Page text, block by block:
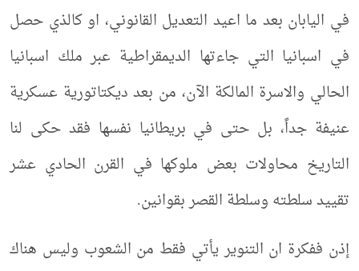
في اليابان بعد ما اعيد التعديل القانوني، او كالذي حصل
في اسبانيا التي جاءتها الديمقراطية عبر ملك اسبانيا
الحالي والاسرة المالكة الآن، من بعد ديكتاتورية عسكرية
عنيفة جداً، بل حتى في بريطانيا نفسها فقد حكى لنا
التاريخ محاولات بعض ملوكها في القرن الحادي عشر
تقييد سلطته وسلطة القصر بقوانين.
إذن ففكرة ان التنوير يأتي فقط من الشعوب وليس هناك